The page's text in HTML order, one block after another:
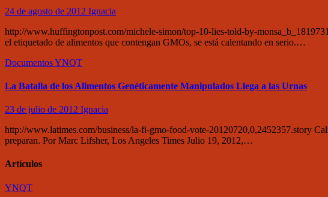
24 de agosto de 2012 Ignacia
http://www.huffingtonpost.com/michele-simon/top-10-lies-told-by-
el etiquetado de alimentos que contengan GMOs, se está calentando en serio.…
DocumentosYNQT
La Batalla de los Alimentos Genéticamente Manipulados Llega a las Urnas
23 de julio de 2012 Ignacia
http://www.latimes.com/business/la-fi-gmo-food-vote-20120720,0,2452357.story
preparan. Por Marc Lifsher, Los Angeles Times Julio 19, 2012,…
Artículos
YNQT